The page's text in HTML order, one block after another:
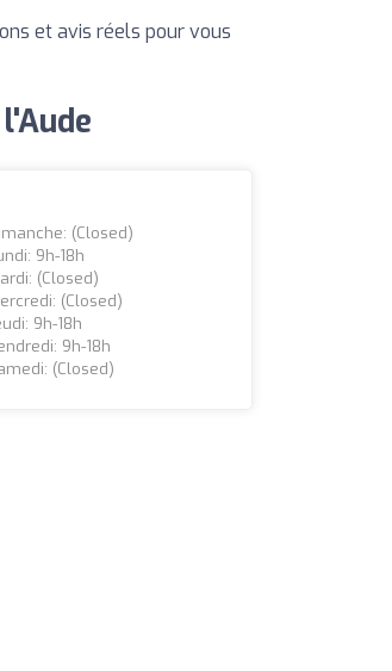
et avis réels pour vous
(closed)
9h-18h
(closed)
(closed)
9h-18h
9h-18h
(closed)